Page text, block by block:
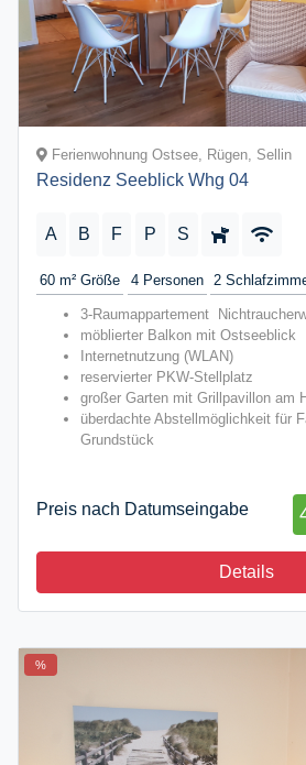
Ferienwohnung Ostsee, Rügen, Sellin
Residenz Seeblick Whg 04
A B F P S
60 m² Größe 4 Personen 2
3-Raumappartement
möblierter Balkon mit Ostseeblick
Internetnutzung (WLAN)
reservierter PKW-Stellplatz
großer Garten mit Grillpavillon am
überdachte Abstellmöglichkeit für
Grundstück
Preis nach Datumseingabe
Details
%